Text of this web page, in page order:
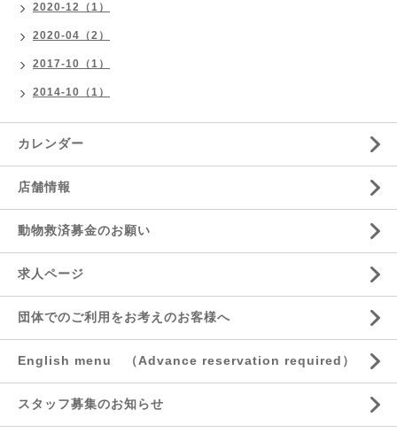
2020-12（1）
2020-04（2）
2017-10（1）
2014-10（1）
カレンダー
店舗情報
動物救済募金のお願い
求人ページ
団体でのご利用をお考えのお客様へ
English menu （Advance reservation required）
スタッフ募集のお知らせ